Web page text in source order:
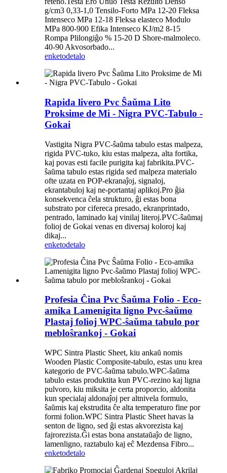
g/cm3 0,33-1,0 Tensilo-Forto MPa 12-20 Fleksa
Intenseco MPa 12-18 Fleksa elasteco Modulo
MPa 800-900 Efika Intenseco KJ/m2 8-15
Rompa Plilongiĝo % 15-20 D Shore-malmoleco.
40-90 Akvosorbado...
enketodetalo
Rapida livero Pvc Ŝaŭma Lito
Proksime de Mi - Nigra PVC-Tabulo -
Gokai
Vastigita Nigra PVC-ŝaŭma tabulo estas malpeza,
rigida PVC-tuko, kiu estas malpeza, alta fortika,
kaj povas esti facile purigita kaj fabrikita.PVC-
ŝaŭma tabulo estas rigida sed malpeza materialo
ofte uzata en POP-ekranaĵoj, signaloj,
ekrantabuloj kaj ne-portantaj aplikoj.Pro ĝia
konsekvenca ĉela strukturo, ĝi estas bona
substrato por cifereca presado, ekranprintado,
pentrado, laminado kaj vinilaj literoj.PVC-ŝaŭmaj
folioj de Gokai venas en diversaj koloroj kaj
dikaj...
enketodetalo
Profesia Ĉina Pvc Ŝaŭma Folio - Eco-
amika Lamenigita ligno Pvc-ŝaŭmo
Plastaj folioj WPC-ŝaŭma tabulo por
mebloŝrankoj - Gokai
WPC Sintra Plastic Sheet, kiu ankaŭ nomis
Wooden Plastic Composite-tabulo, estas unu krea
kategorio de PVC-ŝaŭma tabulo.WPC-ŝaŭma
tabulo estas produktita kun PVC-rezino kaj ligna
pulvoro, kiu miksita je certa proporcio, aldonita
kun specialaj aldonaĵoj per altnivela formulo,
ŝaŭmis kaj ekstrudita ĉe alta temperaturo fine por
formi folion.WPC Sintra Plastic Sheet havas la
senton de ligno, sed ĝi estas akvorezista kaj
fajrorezista.Ĝi estas bona anstataŭaĵo de ligno,
lamenligno, raztabulo kaj eĉ Mezdensa Fibro...
enketodetalo